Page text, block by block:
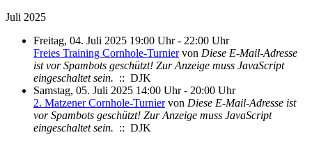
Juli 2025
Freitag, 04. Juli 2025 19:00 Uhr - 22:00 Uhr
Freies Training Cornhole-Turniervon Diese E-Mail-Adresse
ist vor Spambots geschützt! Zur Anzeige muss JavaScript
eingeschaltet sein. :: DJK
Samstag, 05. Juli 2025 14:00 Uhr - 20:00 Uhr
2. Matzener Cornhole-Turniervon Diese E-Mail-Adresse ist
vor Spambots geschützt! Zur Anzeige muss JavaScript
eingeschaltet sein. :: DJK